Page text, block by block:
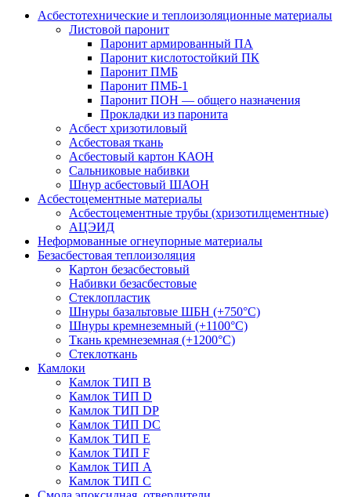
Асбестотехнические и теплоизоляционные материалы
Листовой паронит
Паронит армированный ПА
Паронит кислотостойкий ПК
Паронит ПМБ
Паронит ПМБ-1
Паронит ПОН — общего назначения
Прокладки из паронита
Асбест хризотиловый
Асбестовая ткань
Асбестовый картон КАОН
Сальниковые набивки
Шнур асбестовый ШАОН
Асбестоцементные материалы
Асбестоцементные трубы (хризотилцементные)
АЦЭИД
Неформованные огнеупорные материалы
Безасбестовая теплоизоляция
Картон безасбестовый
Набивки безасбестовые
Стеклопластик
Шнуры базальтовые ШБН (+750°С)
Шнуры кремнеземный (+1100°С)
Ткань кремнеземная (+1200°С)
Стеклоткань
Камлоки
Камлок ТИП B
Камлок ТИП D
Камлок ТИП DP
Камлок ТИП DС
Камлок ТИП E
Камлок ТИП F
Камлок ТИП А
Камлок ТИП С